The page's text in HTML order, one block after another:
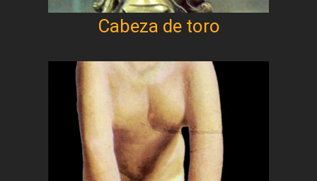
Cabeza de toro